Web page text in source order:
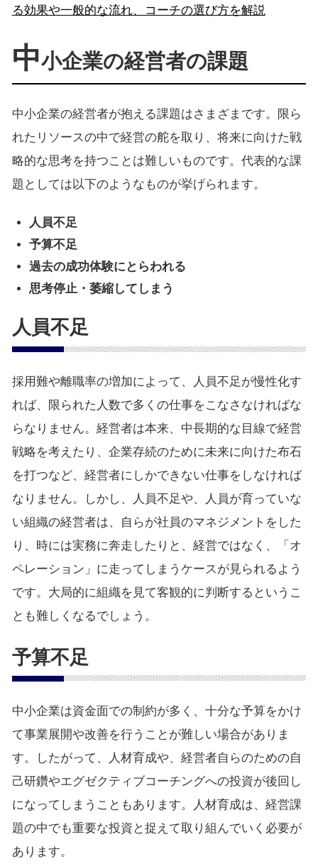
る効果や一般的な流れ、コーチの選び方を解説
中小企業の経営者の課題
中小企業の経営者が抱える課題はさまざまです。限ら
れたリソースの中で経営の舵を取り、将来に向けた戦
略的な思考を持つことは難しいものです。代表的な課
題としては以下のようなものが挙げられます。
人員不足
予算不足
過去の成功体験にとらわれる
思考停止・萎縮してしまう
人員不足
採用難や離職率の増加によって、人員不足が慢性化す
れば、限られた人数で多くの仕事をこなさなければな
らなりません。経営者は本来、中長期的な目線で経営
戦略を考えたり、企業存続のために未来に向けた布石
を打つなど、経営者にしかできない仕事をしなければ
なりません。しかし、人員不足や、人員が育っていな
い組織の経営者は、自らが社員のマネジメントをした
り、時には実務に奔走したりと、経営ではなく、「オ
ペレーション」に走ってしまうケースが見られるよう
です。大局的に組織を見て客観的に判断するというこ
とも難しくなるでしょう。
予算不足
中小企業は資金面での制約が多く、十分な予算をかけ
て事業展開や改善を行うことが難しい場合がありま
す。したがって、人材育成や、経営者自らのための自
己研鑽やエグゼクティブコーチングへの投資が後回し
になってしまうこともあります。人材育成は、経営課
題の中でも重要な投資と捉えて取り組んでいく必要が
あります。